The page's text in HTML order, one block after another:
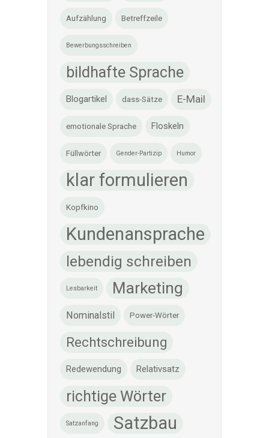
Aufzählung Betreffzeile
Bewerbungsschreiben
bildhafte Sprache
Blogartikel dass-Sätze E-Mail
emotionale Sprache Floskeln
Füllwörter Gender-Partizip Humor
klar formulieren
Kopfkino
Kundenansprache
lebendig schreiben
Lesbarkeit Marketing
Nominalstil Power-Wörter
Rechtschreibung
Redewendung Relativsatz
richtige Wörter
Satzanfang Satzbau